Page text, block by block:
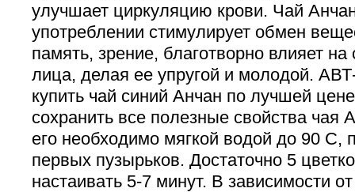
улучшает циркуляцию крови. Чай
употреблении стимулирует обмен
память, зрение, благотворно влияет на
лица, делая ее упругой и молодой.
купить чай синий Анчан по лучшей
сохранить все полезные свойства чая
его необходимо мягкой водой до 90 С,
первых пузырьков. Достаточно 5
настаивать 5-7 минут. В зависимости